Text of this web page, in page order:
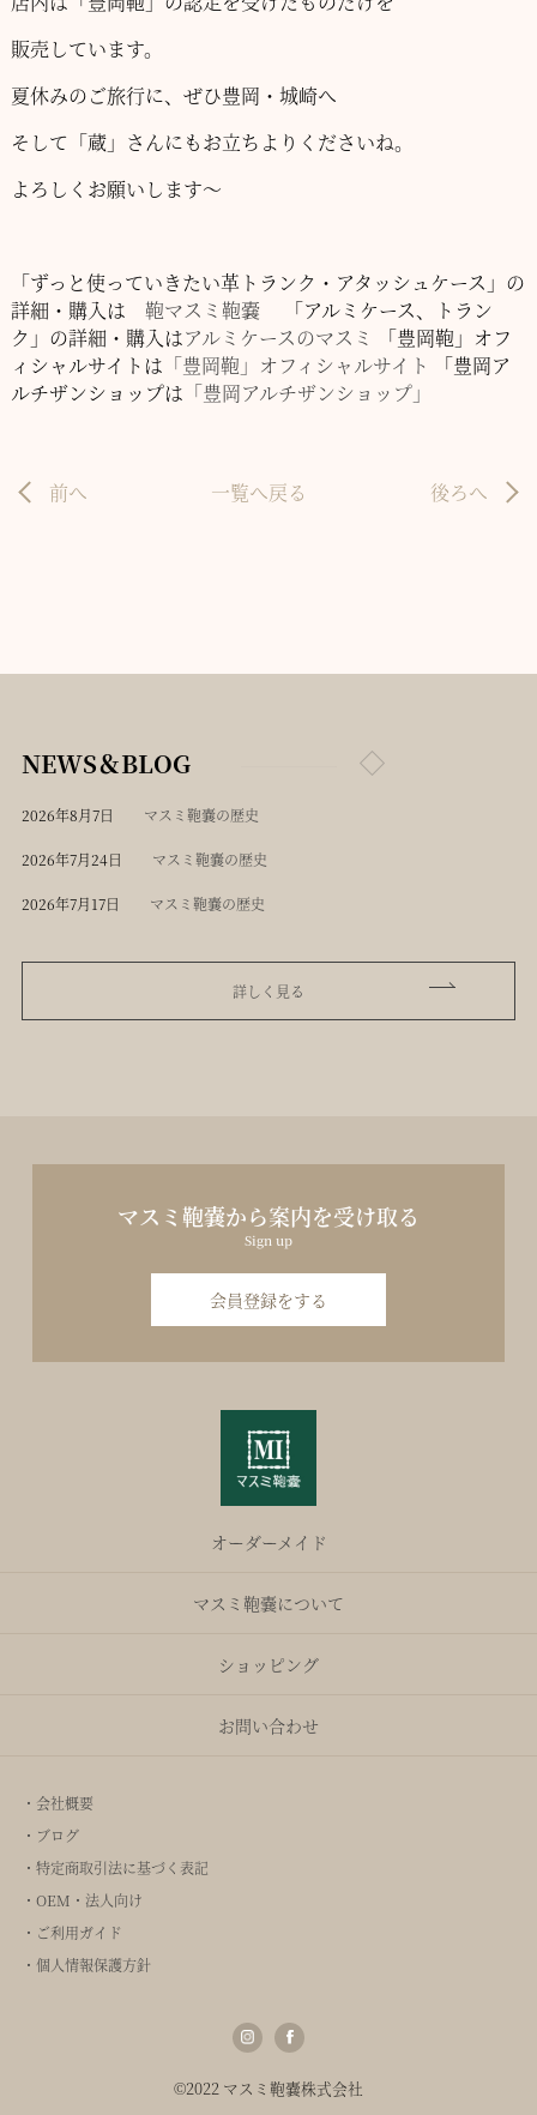
販売しています。
夏休みのご旅行に、ぜひ豊岡・城崎へ
そして「蔵」さんにもお立ちよりくださいね。
よろしくお願いします～
「ずっと使っていきたい革トランク・アタッシュケース」の
詳細・購入は 鞄マスミ鞄嚢
「アルミケース、トラン
ク」の詳細・購入はアルミケースのマスミ
「豊岡鞄」オフ
ィシャルサイトは 「豊岡鞄」オフィシャルサイト
「豊岡ア
ルチザンショップは 「豊岡アルチザンショップ」
前へ 一覧へ戻る 後ろへ
NEWS＆BLOG
2026年8月7日 マスミ鞄嚢の歴史
2026年7月24日 マスミ鞄嚢の歴史
2026年7月17日 マスミ鞄嚢の歴史
詳しく見る
マスミ鞄嚢から案内を受け取る
Sign up
会員登録をする
オーダーメイド
マスミ鞄嚢について
ショッピング
お問い合わせ
・会社概要
・ブログ
・特定商取引法に基づく表記
・OEM・法人向け
・ご利用ガイド
・個人情報保護方針
©2022 マスミ鞄嚢株式会社